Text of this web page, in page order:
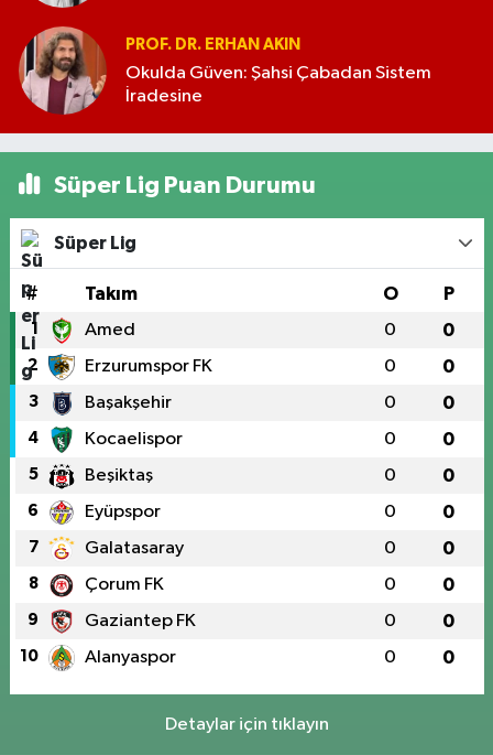
PROF. DR. ERHAN AKIN
Okulda Güven: Şahsi Çabadan Sistem
İradesine
Süper Lig Puan Durumu
Süper Lig
# Takım O P
1 Amed 0 0
2 Erzurumspor FK 0 0
3 Başakşehir 0 0
4 Kocaelispor 0 0
5 Beşiktaş 0 0
6 Eyüpspor 0 0
7 Galatasaray 0 0
8 Çorum FK 0 0
9 Gaziantep FK 0 0
10 Alanyaspor 0 0
Detaylar için tıklayın